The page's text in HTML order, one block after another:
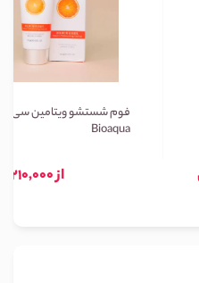
فوم شستشو ویتامین سی
Bioaqua
از 210,000 تومان